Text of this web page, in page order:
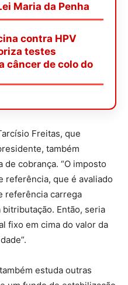
Maria da Penha
contra HPV
testes
câncer de colo do
Freitas, que
também
de cobrança. “O imposto
referência, que é avaliado
referência carrega
Então, seria
fixo em cima do valor da
estuda outras